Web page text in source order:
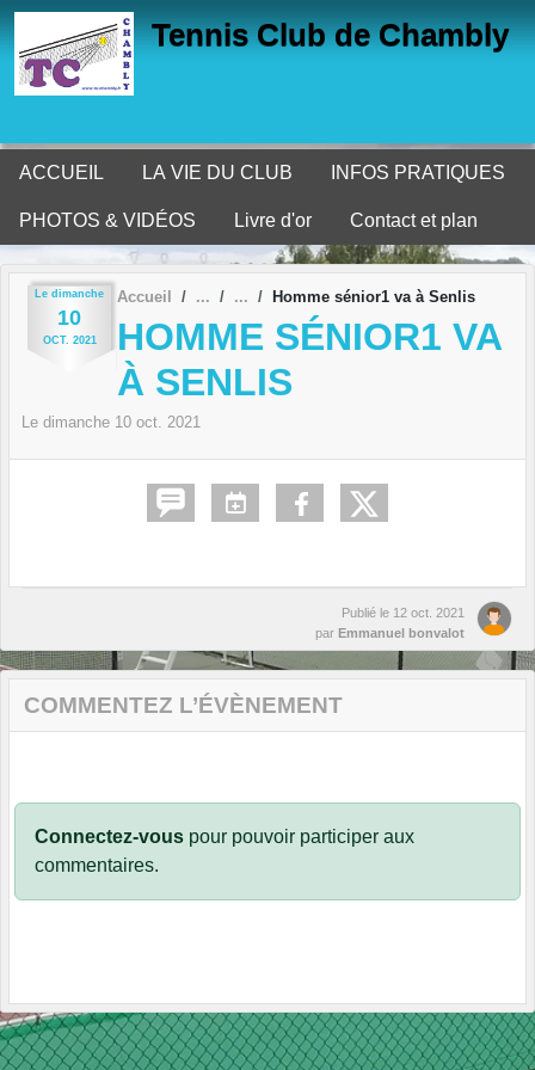
Tennis Club de Chambly
ACCUEIL LA VIE DU CLUB INFOS PRATIQUES
PHOTOS & VIDÉOS Livre d'or Contact et plan
Le dimanche
10
OCT. 2021
Accueil Homme sénior1 va à Senlis
HOMME SÉNIOR1 VA
À SENLIS
Le dimanche 10 oct. 2021
Publié le 12 oct. 2021
par Emmanuel bonvalot
COMMENTEZ L’ÉVÈNEMENT
Connectez-vous pour pouvoir participer aux
commentaires.
Panneau de gestion des cookies